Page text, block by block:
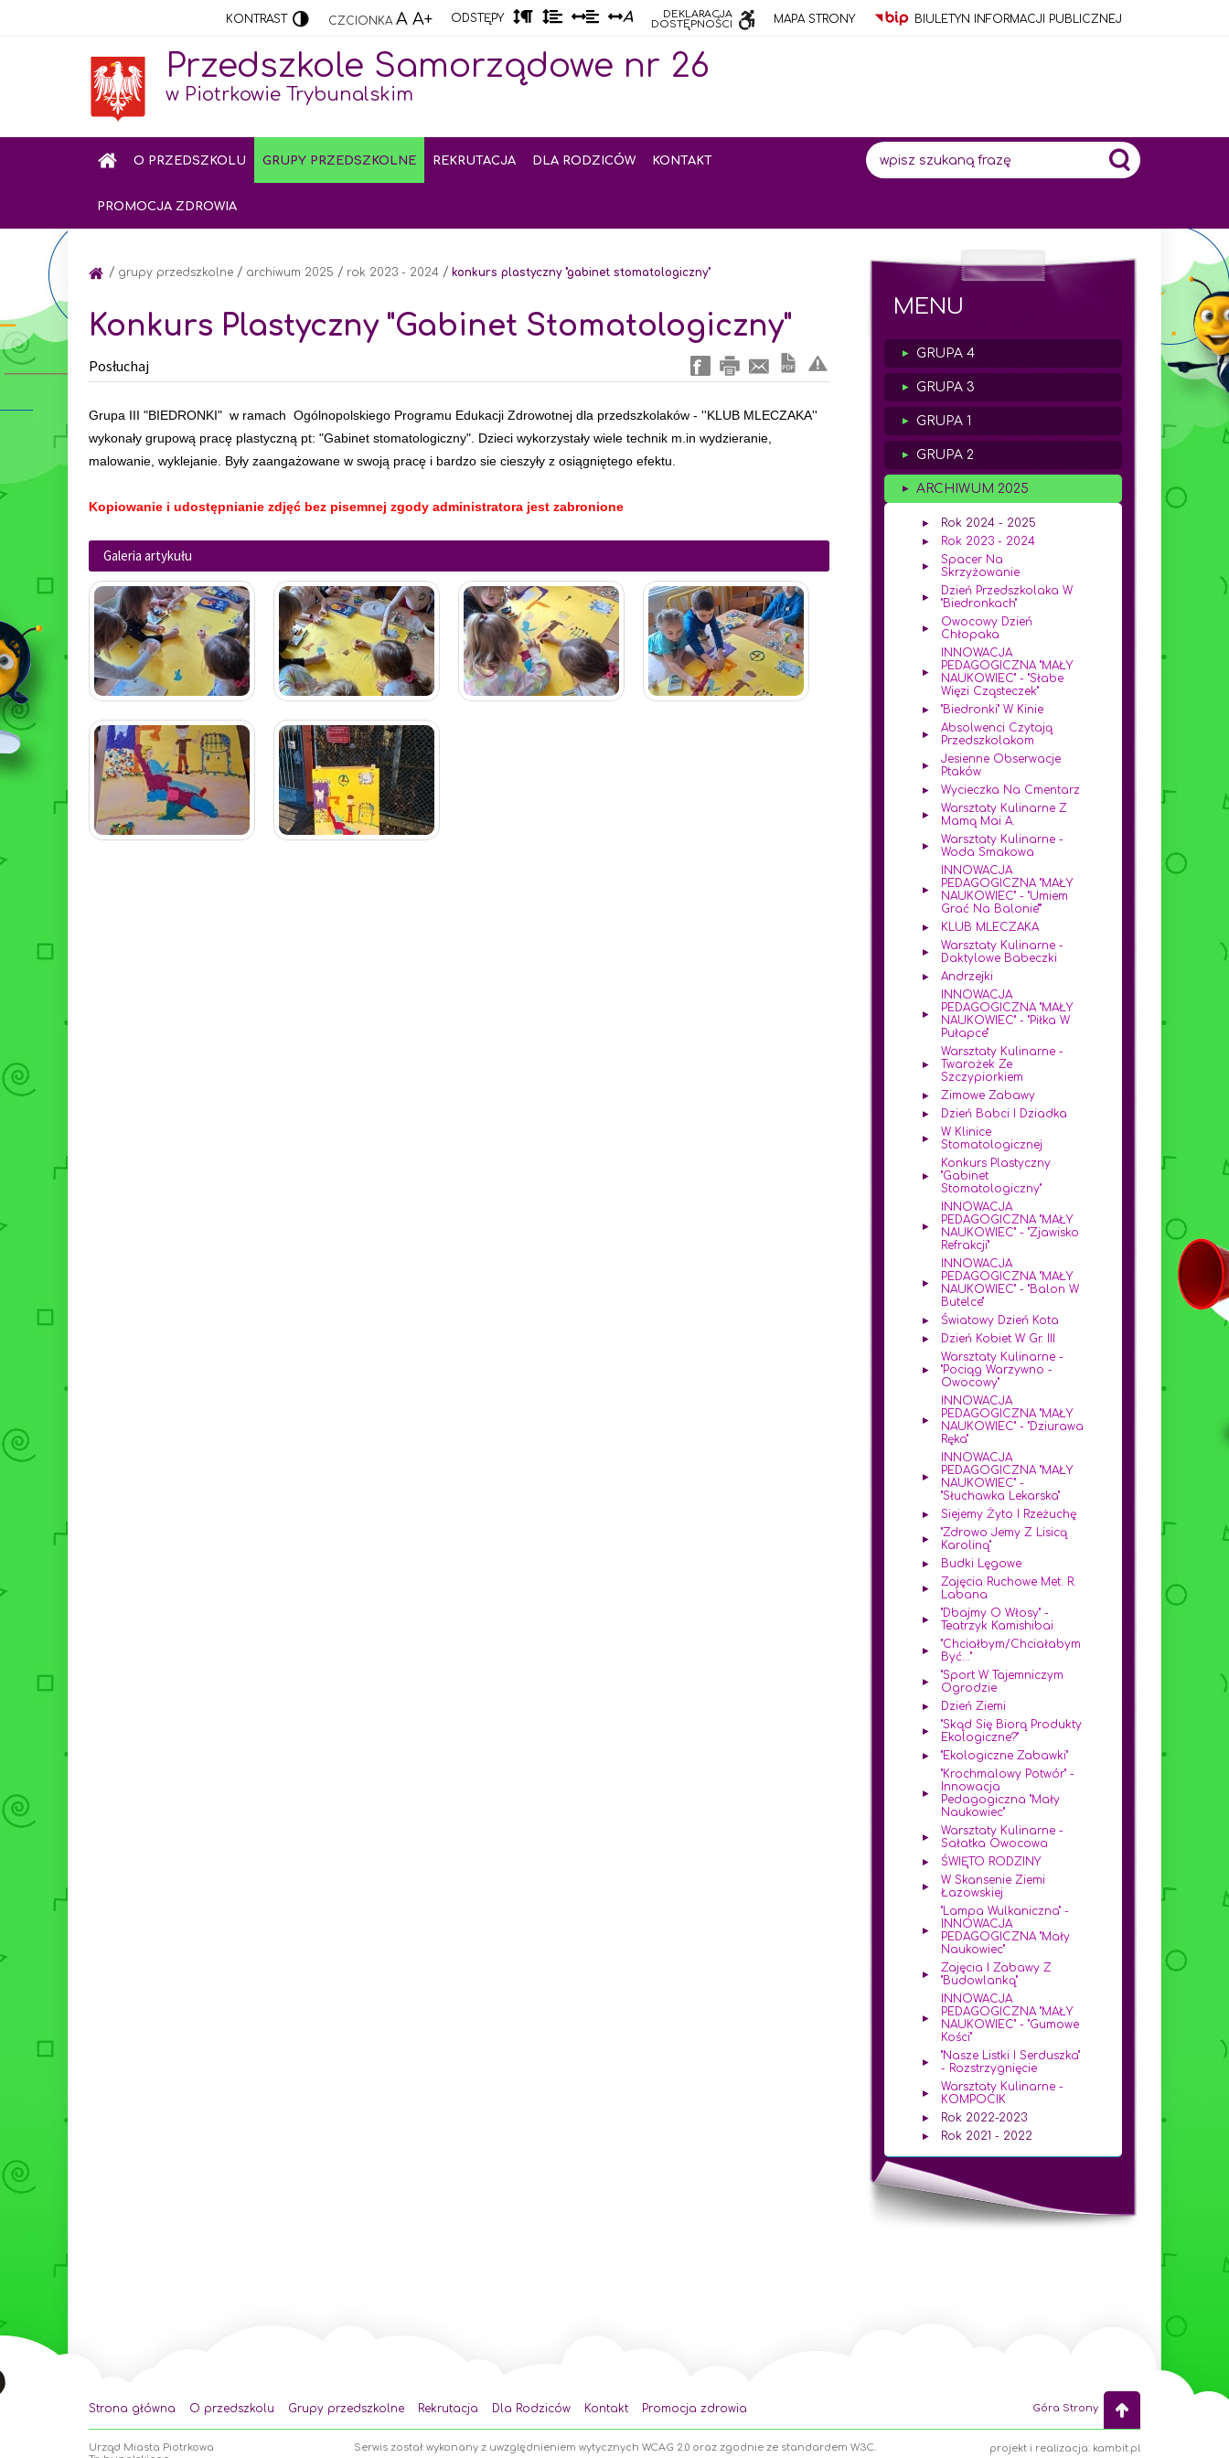
KONTRAST CZCIONKA A A+ ODSTĘPY
Odstęp
akapitami
OdstępOdstęp
AOdstęp
między
literami
DEKLARACJA
DOSTĘPNOŚCI
MAPA STRONY BIULETYN INFORMACJI PUBLICZNEJ
Przedszkole Samorządowe nr 26
w Piotrkowie Trybunalskim
O PRZEDSZKOLU GRUPY PRZEDSZKOLNE REKRUTACJA DLA RODZICÓW KONTAKT
PROMOCJA ZDROWIA
Wyszukiwana fraza:
/ grupy przedszkolne / archiwum 2025 / rok 2023 - 2024 / konkurs plastyczny "gabinet stomatologiczny"
Konkurs Plastyczny "Gabinet Stomatologiczny"
Posłuchaj
Grupa III "BIEDRONKI" w ramach Ogólnopolskiego Programu Edukacji Zdrowotnej dla przedszkolaków - ''KLUB MLECZAKA''
wykonały grupową pracę plastyczną pt: "Gabinet stomatologiczny". Dzieci wykorzystały wiele technik m.in wydzieranie,
malowanie, wyklejanie. Były zaangażowane w swoją pracę i bardzo sie cieszyły z osiągniętego efektu.
Kopiowanie i udostępnianie zdjęć bez pisemnej zgody administratora jest zabronione
Galeria artykułu
MENU
GRUPA 4
GRUPA 3
GRUPA 1
GRUPA 2
ARCHIWUM 2025
Rok 2024 - 2025
Rok 2023 - 2024
Spacer Na
Skrzyżowanie
Dzień Przedszkolaka W
"Biedronkach"
Owocowy Dzień
Chłopaka
INNOWACJA
PEDAGOGICZNA "MAŁY
NAUKOWIEC" - "Słabe
Więzi Cząsteczek"
"Biedronki" W Kinie
Absolwenci Czytają
Przedszkolakom
Jesienne Obserwacje
Ptaków
Wycieczka Na Cmentarz
Warsztaty Kulinarne Z
Mamą Mai A.
Warsztaty Kulinarne -
Woda Smakowa
INNOWACJA
PEDAGOGICZNA "MAŁY
NAUKOWIEC" - "Umiem
Grać Na Balonie""
KLUB MLECZAKA
Warsztaty Kulinarne -
Daktylowe Babeczki
Andrzejki
INNOWACJA
PEDAGOGICZNA "MAŁY
NAUKOWIEC" - "Piłka W
Pułapce"
Warsztaty Kulinarne -
Twarożek Ze
Szczypiorkiem
Zimowe Zabawy
Dzień Babci I Dziadka
W Klinice
Stomatologicznej
Konkurs Plastyczny
"Gabinet
Stomatologiczny"
INNOWACJA
PEDAGOGICZNA "MAŁY
NAUKOWIEC" - "Zjawisko
Refrakcji"
INNOWACJA
PEDAGOGICZNA "MAŁY
NAUKOWIEC" - "Balon W
Butelce"
Światowy Dzień Kota
Dzień Kobiet W Gr. III
Warsztaty Kulinarne -
"pociąg Warzywno -
Owocowy"
INNOWACJA
PEDAGOGICZNA "MAŁY
NAUKOWIEC" - "Dziurawa
Ręka"
INNOWACJA
PEDAGOGICZNA "MAŁY
NAUKOWIEC" -
"Słuchawka Lekarska"
Siejemy Żyto I Rzeżuchę
"Zdrowo Jemy Z Lisicą
Karoliną"
Budki Lęgowe
Zajęcia Ruchowe Met. R.
Labana
"Dbajmy O Włosy" -
Teatrzyk Kamishibai
"Chciałbym/chciałabym
Być..."
"Sport W Tajemniczym
Ogrodzie
Dzień Ziemi
"Skąd Się Biorą Produkty
Ekologiczne?"
"Ekologiczne Zabawki"
"Krochmalowy Potwór" -
Innowacja
Pedagogiczna "Mały
Naukowiec"
Warsztaty Kulinarne -
Sałatka Owocowa
ŚWIĘTO RODZINY
W Skansenie Ziemi
Łazowskiej
"Lampa Wulkaniczna" -
INNOWACJA
PEDAGOGICZNA "Mały
Naukowiec"
Zajęcia I Zabawy Z
"Budowlanką"
INNOWACJA
PEDAGOGICZNA "MAŁY
NAUKOWIEC" - "Gumowe
Kości"
"Nasze Listki I Serduszka"
- Rozstrzygnięcie
Warsztaty Kulinarne -
KOMPOCIK
Rok 2022-2023
Rok 2021 - 2022
Strona główna O przedszkolu Grupy przedszkolne Rekrutacja Dla Rodziców Kontakt Promocja zdrowia Góra Strony
Urząd Miasta Piotrkowa
Serwis został wykonany z uwzględnieniem wytycznych WCAG 2.0 oraz zgodnie ze standardem W3C. projekt i realizacja: kambit.pl